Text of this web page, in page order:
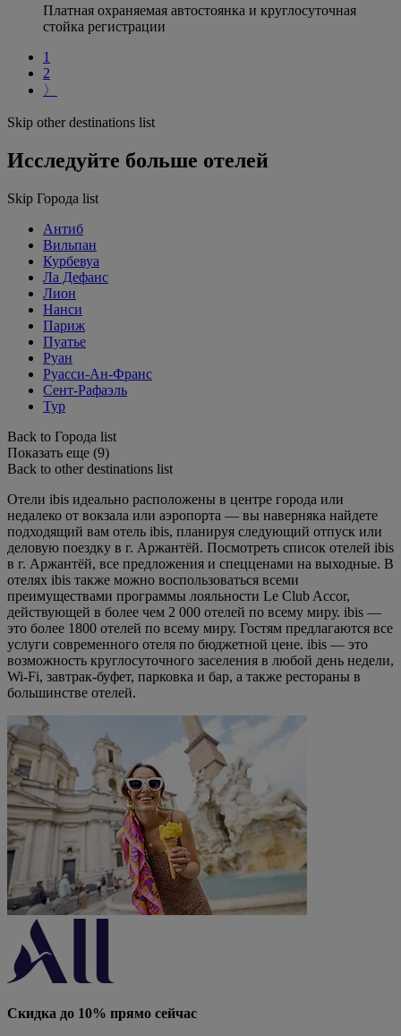
Платная охраняемая автостоянка и круглосуточная
стойка регистрации
1
2
〉
Skip other destinations list
Исследуйте больше отелей
Skip Города list
Антиб
Вильпан
Курбевуа
Ла Дефанс
Лион
Нанси
Париж
Пуатье
Руан
Руасси-Ан-Франс
Сент-Рафаэль
Тур
Back to Города list
Показать еще (9)
Back to other destinations list
Отели ibis идеально расположены в центре города или
недалеко от вокзала или аэропорта — вы наверняка найдете
подходящий вам отель ibis, планируя следующий отпуск или
деловую поездку в г. Аржантёй. Посмотреть список отелей ibis
в г. Аржантёй, все предложения и спецценами на выходные. В
отелях ibis также можно воспользоваться всеми
преимуществами программы лояльности Le Club Accor,
действующей в более чем 2 000 отелей по всему миру. ibis —
это более 1800 отелей по всему миру. Гостям предлагаются все
услуги современного отеля по бюджетной цене. ibis — это
возможность круглосуточного заселения в любой день недели,
Wi-Fi, завтрак-буфет, парковка и бар, а также рестораны в
большинстве отелей.
Скидка до 10% прямо сейчас